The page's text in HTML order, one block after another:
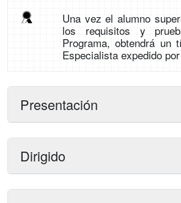
Una vez el alumno
los requisitos y
Programa, obtendrá un
Especialista expedido
Presentación
Dirigido